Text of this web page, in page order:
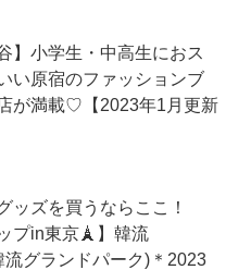
】小学生・中高生におス
い原宿のファッションブ
が満載♡【2023年1月更新
ッズを買うならここ！
プin東京🗼】韓流
流グランドパーク)＊2023